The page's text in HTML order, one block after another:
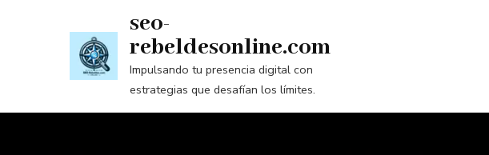
la
seo-
rebeldesonline.com
Impulsando tu presencia digital con
estrategias que desafían los límites.